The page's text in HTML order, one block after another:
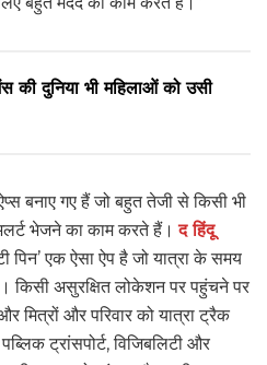
की दुनिया भी महिलाओं को उसी
बनाए गए हैं जो बहुत तेजी से किसी भी
भेजने का काम करते हैं।द हिंदू
पिन’ एक ऐसा ऐप है जो यात्रा के समय
असुरक्षित लोकेशन पर पहुंचने पर
मित्रों और परिवार को यात्रा ट्रैक
ट्रांसपोर्ट, विजिबलिटी और